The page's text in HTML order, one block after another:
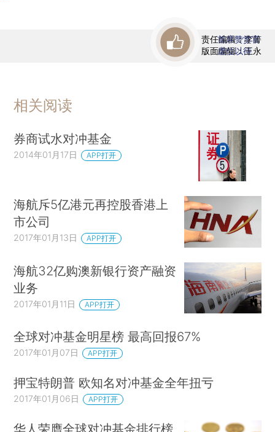
责任编辑：李箐
版面编辑：王永
首席赞赏官
虚位以待
相关阅读
券商试水对冲基金
2014年01月17日 APP打开
海航斥5亿港元再控股香港上
市公司
2017年01月13日 APP打开
海航32亿购澳新银行资产融资
业务
2017年01月11日 APP打开
全球对冲基金明星榜 最高回报67%
2017年01月07日 APP打开
押宝特朗普 欧知名对冲基金全年扭亏
2017年01月06日 APP打开
华人荣膺全球对冲基金排行榜